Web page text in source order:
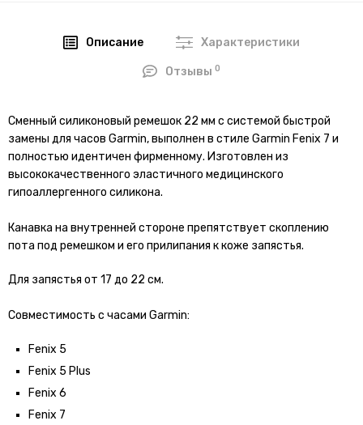
Описание Характеристики
Отзывы0
Сменный силиконовый ремешок 22 мм с системой быстрой
замены для часов Garmin, выполнен в стиле Garmin Fenix 7 и
полностью идентичен фирменному. Изготовлен из
высококачественного эластичного медицинского
гипоаллергенного силикона.
Канавка на внутренней стороне препятствует скоплению
пота под ремешком и его прилипания к коже запястья.
Для запястья от 17 до 22 см.
Совместимость с часами Garmin:
Fenix 5
Fenix 5 Plus
Fenix 6
Fenix 7